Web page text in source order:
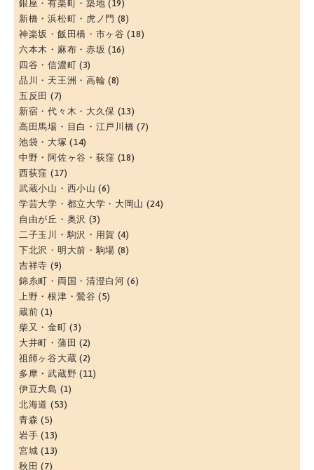
銀座・有楽町・築地 (19)
新橋・浜松町・虎ノ門 (8)
神楽坂・飯田橋・市ヶ谷 (18)
六本木・麻布・赤坂 (16)
四谷・信濃町 (3)
品川・天王洲・高輪 (8)
五反田 (7)
新宿・代々木・大久保 (13)
高田馬場・目白・江戸川橋 (7)
池袋・大塚 (14)
中野・阿佐ヶ谷・荻窪 (18)
西荻窪 (17)
武蔵小山・西小山 (6)
学芸大学・都立大学・大岡山 (24)
自由が丘・奥沢 (3)
二子玉川・駒沢・用賀 (4)
下北沢・明大前・駒場 (8)
吉祥寺 (9)
錦糸町・両国・清澄白河 (6)
上野・根津・鶯谷 (5)
蔵前 (1)
柴又・金町 (3)
大井町・蒲田 (2)
祖師ヶ谷大蔵 (2)
多摩・武蔵野 (11)
伊豆大島 (1)
北海道 (53)
青森 (5)
岩手 (13)
宮城 (13)
秋田 (7)